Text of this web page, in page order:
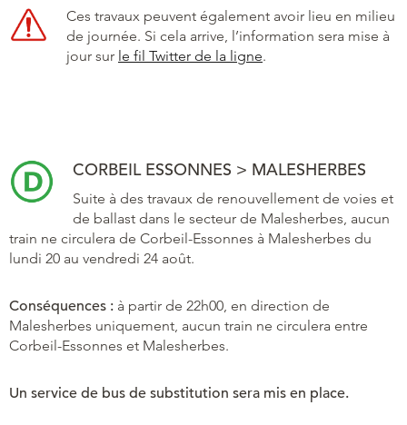
Ces travaux peuvent également avoir lieu en milieu
de journée. Si cela arrive, l’information sera mise à
jour sur le fil Twitter de la ligne.
CORBEIL ESSONNES > MALESHERBES
Suite à des travaux de renouvellement de voies et
de ballast dans le secteur de Malesherbes, aucun
train ne circulera de Corbeil-Essonnes à Malesherbes du
lundi 20 au vendredi 24 août.
Conséquences : à partir de 22h00, en direction de
Malesherbes uniquement, aucun train ne circulera entre
Corbeil-Essonnes et Malesherbes.
Un service de bus de substitution sera mis en place.